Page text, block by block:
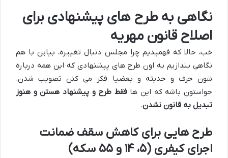
نگاهی به طرح های پیشنهادی برای
اصلاح قانون مهریه
خب، حالا که فهمیدیم چرا مجلس دنبال تغییره، بیاین با هم
نگاهی بندازیم به اون طرح های پیشنهادی که این همه درباره
شون حرف و حدیثه و بعضیا فکر می کنن تصویب شدن.
حواستون باشه که این هافقط طرح و پیشنهاد هستن و هنوز
تبدیل به قانون نشدن.
طرح هایی برای کاهش سقف ضمانت
اجرای کیفری (۵، ۱۴ و ۵۵ سکه)